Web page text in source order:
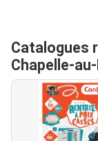
Catalogues
Chapelle-